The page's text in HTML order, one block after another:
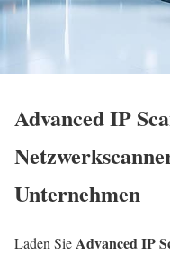
Advanced IP
Unternehmen
Laden SieAdvanced IP